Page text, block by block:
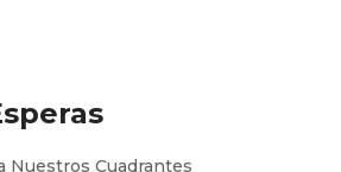
Nuestros Cuadrantes